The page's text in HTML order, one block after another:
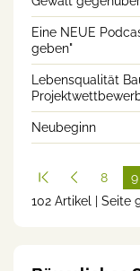
Eine NEUE
geben"
Lebensqualität
Neubeginn
8
9
102 Artikel | Seite